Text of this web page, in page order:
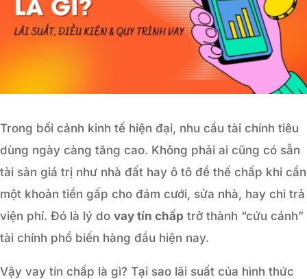
Trong bối cảnh kinh tế hiện đại, nhu cầu tài chính tiêu
dùng ngày càng tăng cao. Không phải ai cũng có sẵn
tài sản giá trị như nhà đất hay ô tô để thế chấp khi cần
một khoản tiền gấp cho đám cưới, sửa nhà, hay chi trả
viện phí. Đó là lý do vay tín chấp trở thành “cứu cánh”
tài chính phổ biến hàng đầu hiện nay.
Vậy vay tín chấp là gì? Tại sao lãi suất của hình thức